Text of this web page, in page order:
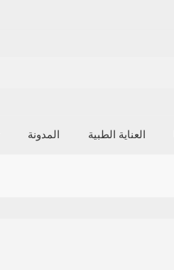
العناية الطبية المدونة